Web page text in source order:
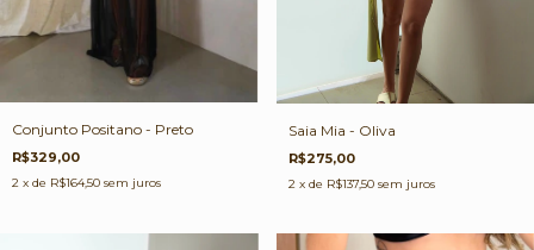
Conjunto Positano - Preto
R$329,00
2 x de R$164,50 sem juros
Saia Mia - Oliva
R$275,00
2 x de R$137,50 sem juros